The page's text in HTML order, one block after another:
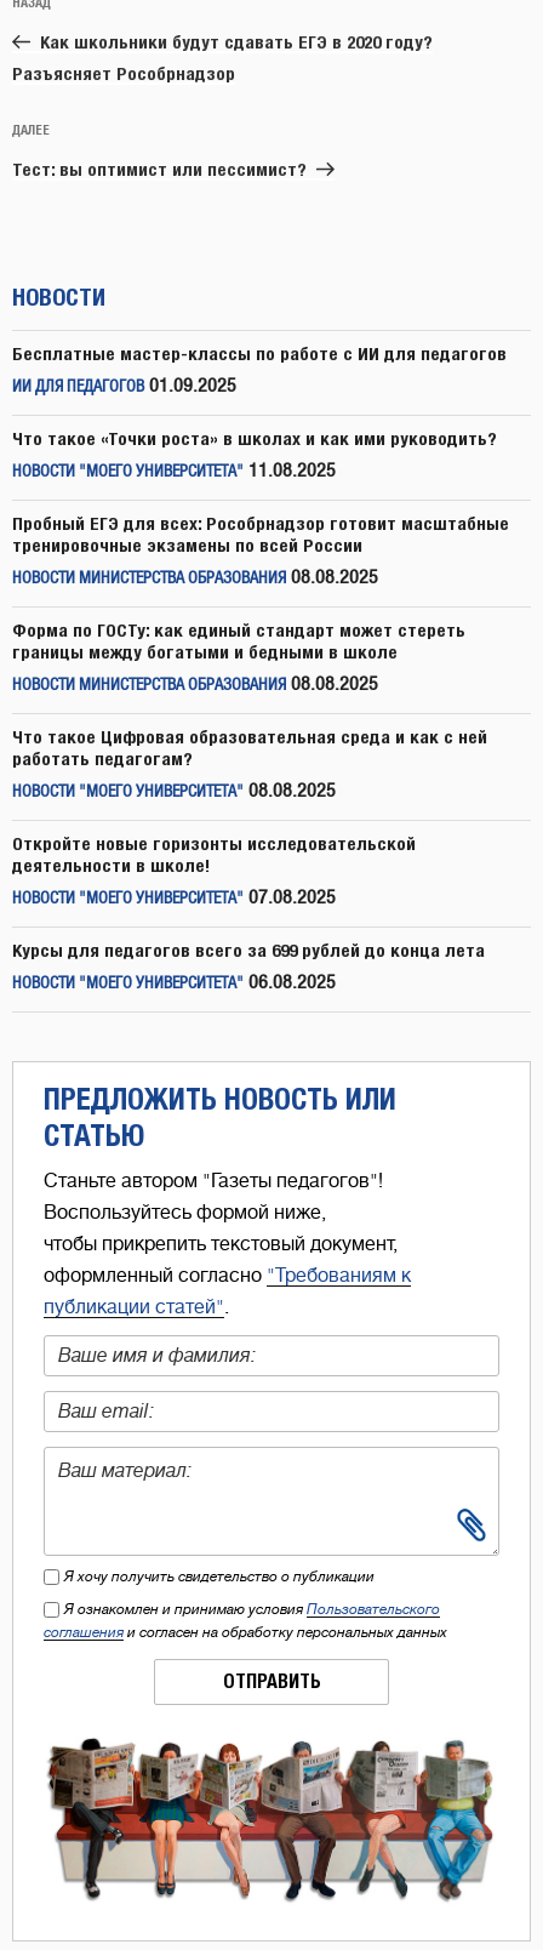
по
записям
Предыдущая
запись:
Как школьники будут сдавать ЕГЭ в 2020 году?
Разъясняет Рособрнадзор
Следующая
запись
ДАЛЕЕ
Тест: вы оптимист или пессимист?
НОВОСТИ
Бесплатные мастер-классы по работе с ИИ для педагогов
ИИ ДЛЯ ПЕДАГОГОВ 01.09.2025
Что такое «Точки роста» в школах и как ими руководить?
НОВОСТИ "МОЕГО УНИВЕРСИТЕТА" 11.08.2025
Пробный ЕГЭ для всех: Рособрнадзор готовит масштабные
тренировочные экзамены по всей России
НОВОСТИ МИНИСТЕРСТВА ОБРАЗОВАНИЯ 08.08.2025
Форма по ГОСТу: как единый стандарт может стереть
границы между богатыми и бедными в школе
НОВОСТИ МИНИСТЕРСТВА ОБРАЗОВАНИЯ 08.08.2025
Что такое Цифровая образовательная среда и как с ней
работать педагогам?
НОВОСТИ "МОЕГО УНИВЕРСИТЕТА" 08.08.2025
Откройте новые горизонты исследовательской
деятельности в школе!
НОВОСТИ "МОЕГО УНИВЕРСИТЕТА" 07.08.2025
Курсы для педагогов всего за 699 рублей до конца лета
НОВОСТИ "МОЕГО УНИВЕРСИТЕТА" 06.08.2025
ПРЕДЛОЖИТЬ НОВОСТЬ ИЛИ
СТАТЬЮ
Станьте автором "Газеты педагогов"!
Воспользуйтесь формой ниже,
чтобы прикрепить текстовый документ,
оформленный согласно "Требованиям к
публикации статей"
Я хочу получить свидетельство о публикации
Я ознакомлен и принимаю условия Пользовательского
соглашения и согласен на обработку персональных данных
ОТПРАВИТЬ